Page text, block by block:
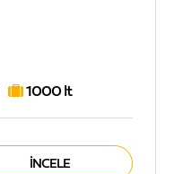
1000 lt
İNCELE